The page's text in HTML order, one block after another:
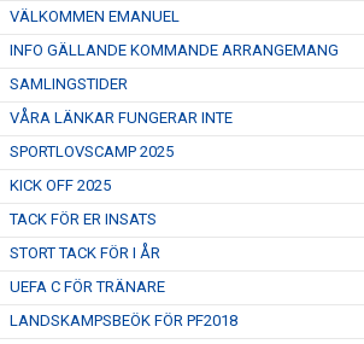
VÄLKOMMEN EMANUEL
INFO GÄLLANDE KOMMANDE ARRANGEMANG
SAMLINGSTIDER
VÅRA LÄNKAR FUNGERAR INTE
SPORTLOVSCAMP 2025
KICK OFF 2025
TACK FÖR ER INSATS
STORT TACK FÖR I ÅR
UEFA C FÖR TRÄNARE
LANDSKAMPSBEÖK FÖR PF2018